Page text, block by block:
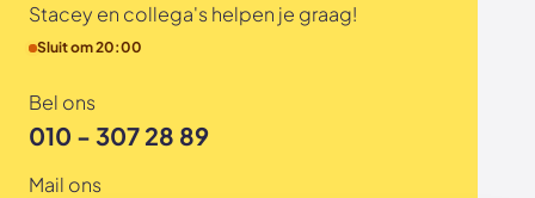
GewoonGers deuren outlet
Veelgestelde vragen
Stacey en collega's helpen je graag!
Sluit om 20:00
Bel ons
010 - 307 28 89
Mail ons